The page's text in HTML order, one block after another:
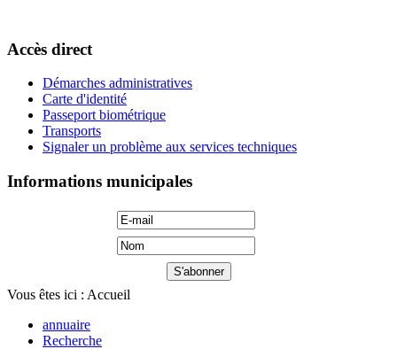
Accès direct
Démarches administratives
Carte d'identité
Passeport biométrique
Transports
Signaler un problème aux services techniques
Informations municipales
Vous êtes ici : Accueil
annuaire
Recherche